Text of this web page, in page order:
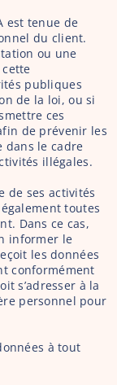
est tenue de
du client.
ou une
publiques
de la loi, ou si
ces
de prévenir les
dans le cadre
illégales.
de ses activités
toutes
Dans ce cas,
informer le
les données
conformément
s’adresser à la
personnel pour
à tout